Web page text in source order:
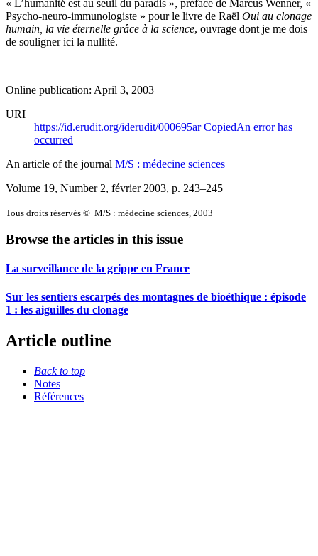
« L’humanité est au seuil du paradis », préface de Marcus Wenner, «
Psycho-neuro-immunologiste » pour le livre de Raël Oui au clonage
humain, la vie éternelle grâce à la science, ouvrage dont je me dois
de souligner ici la nullité.
Online publication: April 3, 2003
URI
https://id.erudit.org/iderudit/000695arCopiedAn error has
occurred
An article of the journal M/S : médecine sciences
Volume 19, Number 2, février 2003, p. 243–245
Tous droits réservés © M/S : médecine sciences, 2003
Browse the articles in this issue
La surveillance de la grippe en France
Sur les sentiers escarpés des montagnes de bioéthique : épisode
1 : les aiguilles du clonage
Article outline
Back to top
Notes
Références